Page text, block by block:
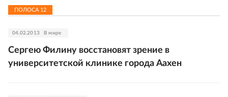
ПОЛОСА 12
04.02.2013 В мире
Сергею Филину восстановят зрение в
университетской клинике города Аахен